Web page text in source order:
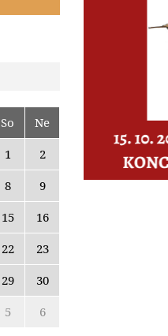
So
Ne
1
2
8
9
15
16
22
23
29
30
5 6